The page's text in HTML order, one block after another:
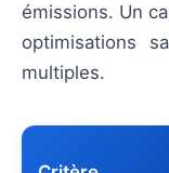
émissions. Un
optimisations
multiples.